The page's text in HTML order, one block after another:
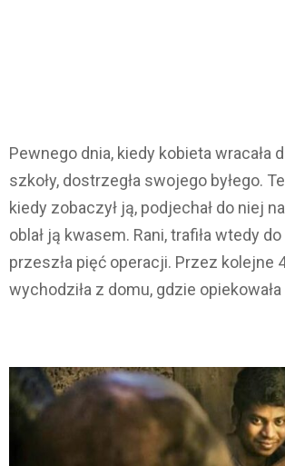
Pewnego dnia, kiedy kobieta wracała
szkoły, dostrzegła swojego byłego.
kiedy zobaczył ją, podjechał do niej
oblał ją kwasem. Rani, trafiła wtedy
przeszła pięć operacji. Przez kolejne
wychodziła z domu, gdzie